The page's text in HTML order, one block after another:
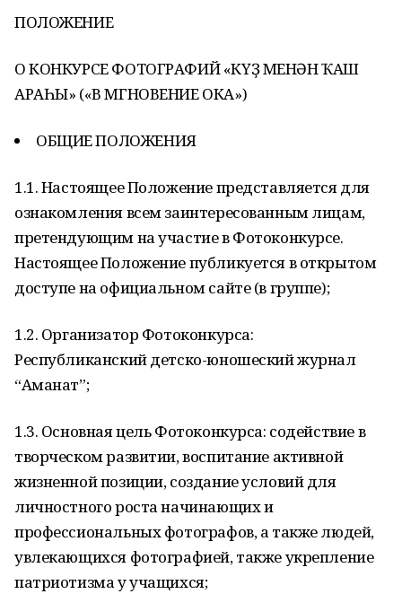
ПОЛОЖЕНИЕ
О КОНКУРСЕ ФОТОГРАФИЙ «КҮҘ МЕНӘН ҠАШ
АРАҺЫ» («В МГНОВЕНИЕ ОКА»)
ОБЩИЕ ПОЛОЖЕНИЯ
1.1. Настоящее Положение представляется для
ознакомления всем заинтересованным лицам,
претендующим на участие в Фотоконкурсе.
Настоящее Положение публикуется в открытом
доступе на официальном сайте (в группе);
1.2. Организатор Фотоконкурса:
Республиканский детско-юношеский журнал
“Аманат”;
1.3. Основная цель Фотоконкурса: содействие в
творческом развитии, воспитание активной
жизненной позиции, создание условий для
личностного роста начинающих и
профессиональных фотографов, а также людей,
увлекающихся фотографией, также укрепление
патриотизма у учащихся;